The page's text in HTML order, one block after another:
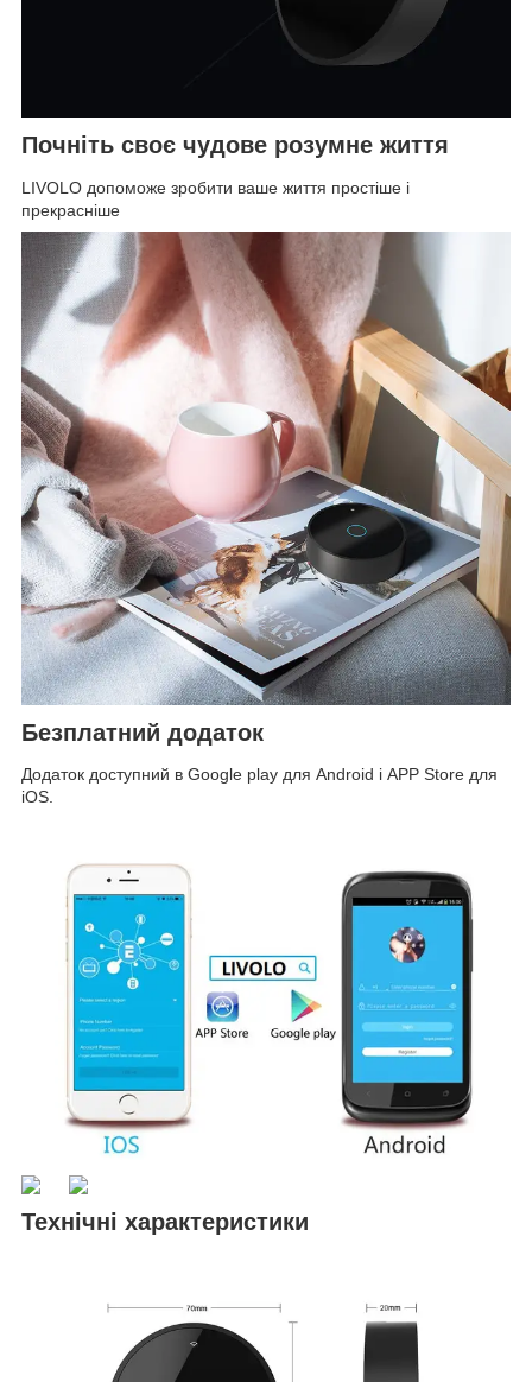
Почніть своє чудове розумне життя
LIVOLO допоможе зробити ваше життя простіше і
прекрасніше
Безплатний додаток
Додаток доступний в Google play для Android і APP Store для
iOS.
Технічні характеристики